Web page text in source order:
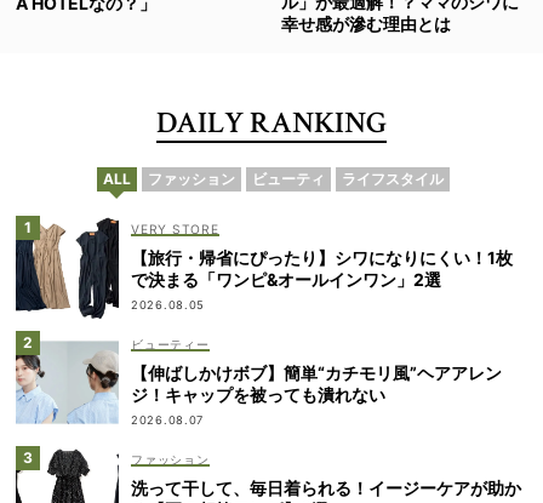
幸せ感が滲む理由とは
DAILY RANKING
ALL ファッション ビューティ ライフスタイル
VERY STORE
【旅行・帰省にぴったり】シワになりにくい！1枚
で決まる「ワンピ&オールインワン」2選
2026.08.05
ビューティー
【伸ばしかけボブ】簡単“カチモリ風”ヘアアレン
ジ！キャップを被っても潰れない
2026.08.07
ファッション
洗って干して、毎日着られる！イージーケアが助か